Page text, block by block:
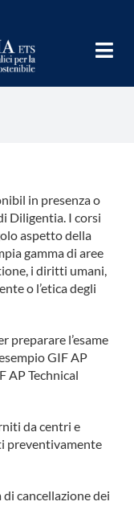
in presenza o
Diligentia. I corsi
aspetto della
gamma di aree
i diritti umani,
o l’etica degli
preparare l’esame
GIF AP
AP Technical
da centri e
preventivamente
cancellazione dei